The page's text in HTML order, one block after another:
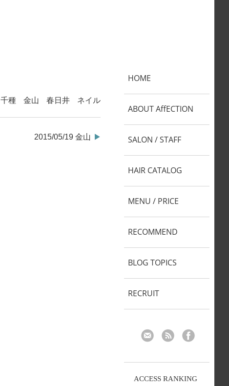
千種 金山 春日井 ネイル
2015/05/19 金山
HOME
ABOUT AffECTION
SALON / STAFF
HAIR CATALOG
MENU / PRICE
RECOMMEND
BLOG TOPICS
RECRUIT
ACCESS RANKING